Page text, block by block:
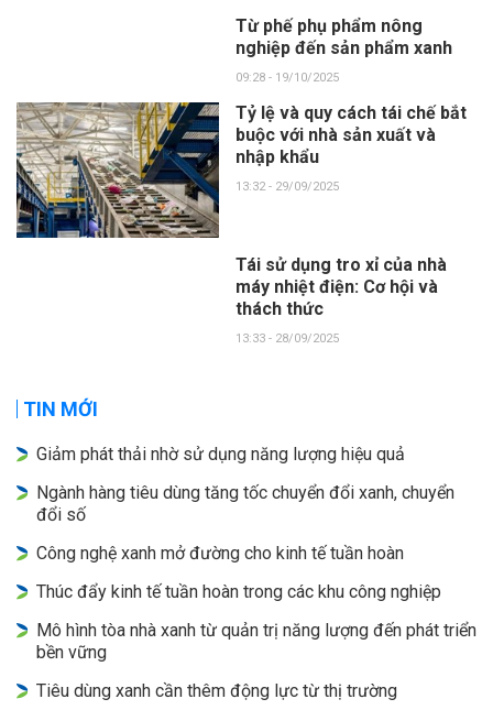
Từ phế phụ phẩm nông
nghiệp đến sản phẩm xanh
09:28 - 19/10/2025
Tỷ lệ và quy cách tái chế bắt
buộc với nhà sản xuất và
nhập khẩu
13:32 - 29/09/2025
Tái sử dụng tro xỉ của nhà
máy nhiệt điện: Cơ hội và
thách thức
13:33 - 28/09/2025
TIN MỚI
Giảm phát thải nhờ sử dụng năng lượng hiệu quả
Ngành hàng tiêu dùng tăng tốc chuyển đổi xanh, chuyển
đổi số
Công nghệ xanh mở đường cho kinh tế tuần hoàn
Thúc đẩy kinh tế tuần hoàn trong các khu công nghiệp
Mô hình tòa nhà xanh từ quản trị năng lượng đến phát triển
bền vững
Tiêu dùng xanh cần thêm động lực từ thị trường